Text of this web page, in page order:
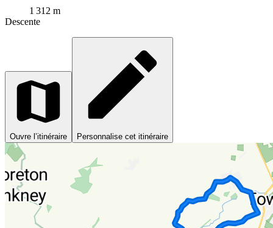
1 312 m
Descente
Ouvre l’itinéraire Personnalise cet itinéraire